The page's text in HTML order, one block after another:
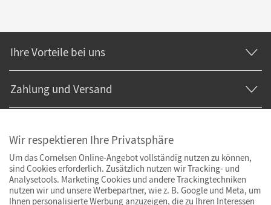
Ihre Vorteile bei uns
Zahlung und Versand
Wir respektieren Ihre Privatsphäre
Um das Cornelsen Online-Angebot vollständig nutzen zu können,
sind Cookies erforderlich. Zusätzlich nutzen wir Tracking- und
Analysetools. Marketing Cookies und andere Trackingtechniken
nutzen wir und unsere Werbepartner, wie z. B. Google und Meta, um
Ihnen personalisierte Werbung anzuzeigen, die zu Ihren Interessen